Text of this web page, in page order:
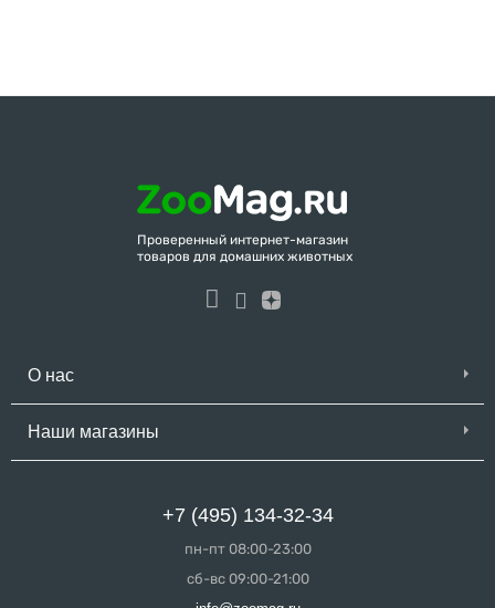
Проверенный интернет-магазин
товаров для домашних животных
О нас
Наши магазины
+7 (495) 134-32-34
пн-пт 08:00-23:00
сб-вс 09:00-21:00